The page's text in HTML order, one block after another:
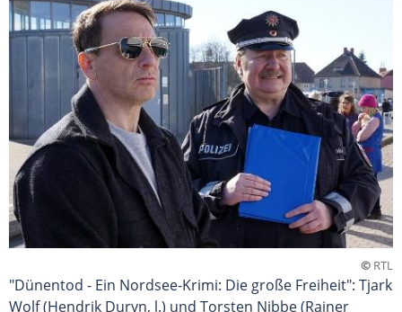
© RTL
"Dünentod - Ein Nordsee-Krimi: Die große Freiheit": Tjark
Wolf (Hendrik Duryn, l.) und Torsten Nibbe (Rainer